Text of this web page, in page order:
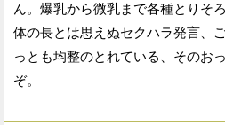
ん。爆乳から微乳まで各種とりそ
体の長とは思えぬセクハラ発言、
っとも均整のとれている、そのお
ぞ。